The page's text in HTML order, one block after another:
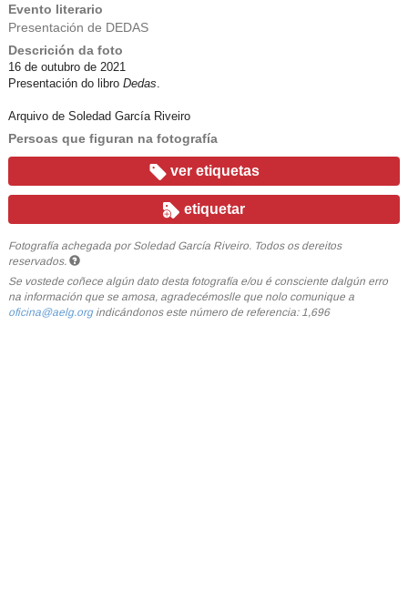
Evento literario
Presentación de DEDAS
Descrición da foto
16 de outubro de 2021
Presentación do libro Dedas.
Arquivo de Soledad García Riveiro
Persoas que figuran na fotografía
ver etiquetas
etiquetar
Fotografía achegada por Soledad García Riveiro. Todos os dereitos
reservados.
Se vostede coñece algún dato desta fotografía e/ou é consciente dalgún erro
na información que se amosa, agradecémoslle que nolo comunique a
oficina@aelg.orgindicándonos este número de referencia: 1,696